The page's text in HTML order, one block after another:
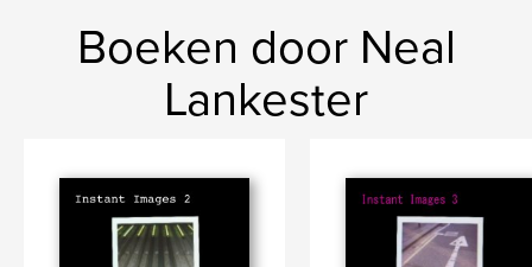
Boeken door Neal
Lankester